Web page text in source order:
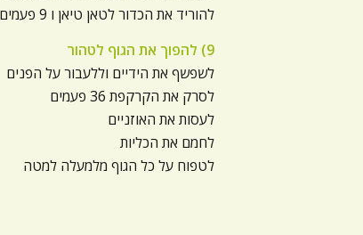
להוריד את הכדור לטאן טיאן ו 9 פעמים להוביל אותו במסלול השמימי הקטן
9) להפוך את הגוף לטהור
לשפשף את הידיים וללעבור על הפנים
לסרק את הקרקפת 36 פעמים
לעסות את האוזניים
לחמם את הכליות
לטפוח על כל הגוף מלמעלה למטה